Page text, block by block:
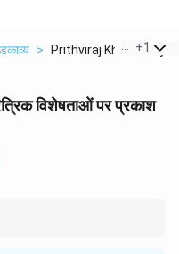
> Prithviraj Khandkavy...
+1
विशेषताओं पर प्रकाश